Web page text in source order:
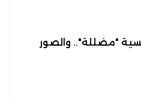
"مضللة".. والصور